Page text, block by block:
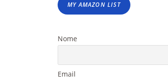
MY AMAZON LIST
Nome
Email